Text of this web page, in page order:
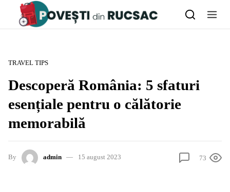
Skip to content
TRAVEL TIPS
Descoperă România: 5 sfaturi
esențiale pentru o călătorie
memorabilă
By admin 15 august 2023 73